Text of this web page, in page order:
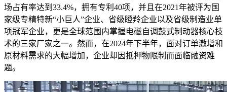
场占有率达到33.4%，拥有专利40项，并且在2021年被评为国
家级专精特新“小巨人”企业、省级瞪羚企业以及省级制造业单
项冠军企业，更是全球范围内掌握电磁自调鼓式制动器核心技
术的三家厂家之一。然而，在2024年下半年，面对订单激增和
原材料需求的大幅增加，企业却因抵押物限制而面临融资难
题。